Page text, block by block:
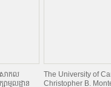
សាកល
ាមូលដ្ឋាន
The University of
Christopher B.